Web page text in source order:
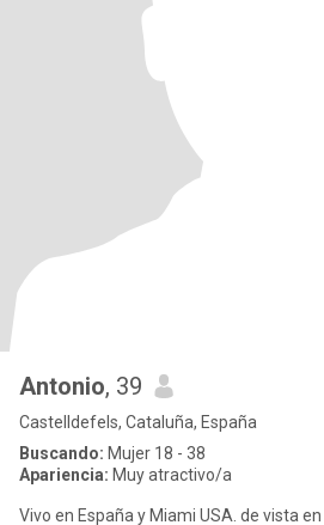
Antonio, 39
Castelldefels, Cataluña, España
Buscando: Mujer 18 - 38
Apariencia: Muy atractivo/a
Vivo en España y Miami USA. de vista